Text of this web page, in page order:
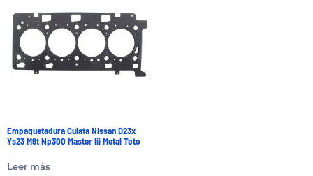
Empaquetadura Culata Nissan D23x
Ys23 M9t Np300 Master Iii Metal Toto
Leer más